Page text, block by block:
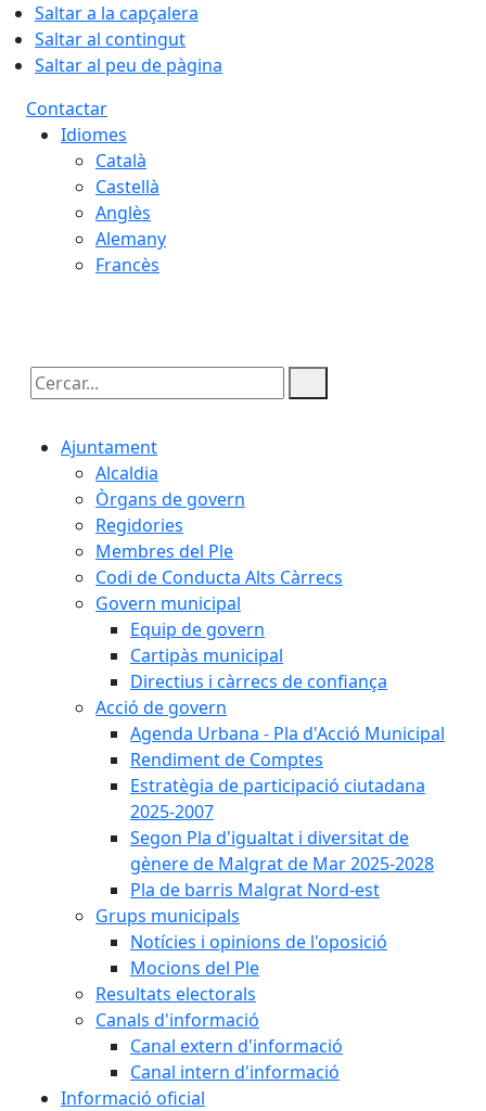
Saltar a la capçalera
Saltar al contingut
Saltar al peu de pàgina
Contactar
Idiomes
Català
Castellà
Anglès
Alemany
Francès
Cercar:
Ajuntament
Alcaldia
Òrgans de govern
Regidories
Membres del Ple
Codi de Conducta Alts Càrrecs
Govern municipal
Equip de govern
Cartipàs municipal
Directius i càrrecs de confiança
Acció de govern
Agenda Urbana - Pla d'Acció Municipal
Rendiment de Comptes
Estratègia de participació ciutadana
2025-2007
Segon Pla d'igualtat i diversitat de
gènere de Malgrat de Mar 2025-2028
Pla de barris Malgrat Nord-est
Grups municipals
Notícies i opinions de l'oposició
Mocions del Ple
Resultats electorals
Canals d'informació
Canal extern d'informació
Canal intern d'informació
Informació oficial